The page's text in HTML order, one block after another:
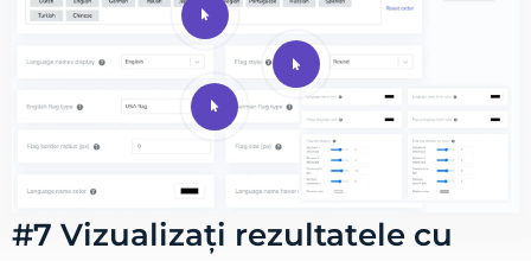
#7 Vizualizați rezultatele cu